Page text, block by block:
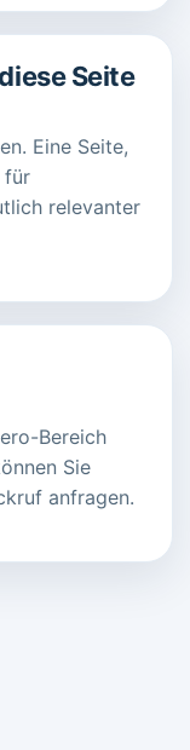
Seite
Eine Seite,
für
relevanter
Bereich
Sie
anfragen.